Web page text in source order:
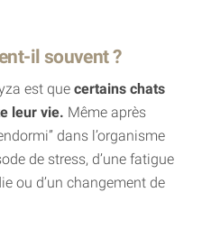
il souvent ?
est que certains chats
leur vie. Même après
dans l’organisme
de stress, d’une fatigue
ou d’un changement de